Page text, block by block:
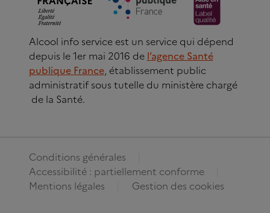
Alcool info service est un service qui dépend
depuis le 1er mai 2016 de l’agence Santé
publique France, établissement public
administratif sous tutelle du ministère chargé
de la Santé.
Conditions générales
Accessibilité : partiellement conforme
Mentions légales
Gestion des cookies